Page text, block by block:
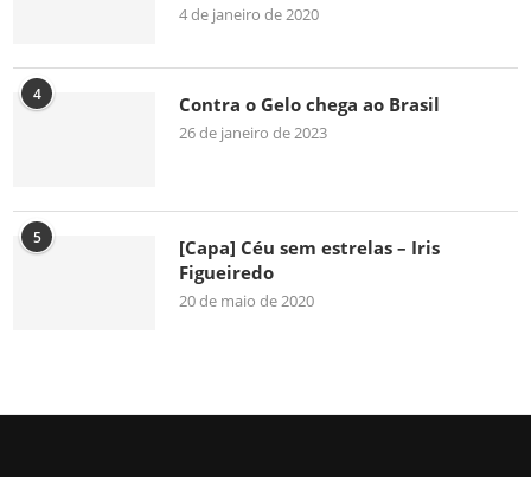
4 de janeiro de 2020
4 Contra o Gelo chega ao Brasil
26 de janeiro de 2023
5
[Capa] Céu sem estrelas – Iris
Figueiredo
20 de maio de 2020